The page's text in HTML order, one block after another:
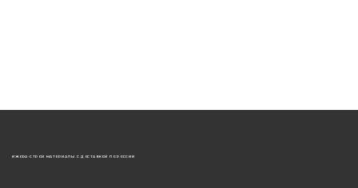
ИЖОРА-СТРОЙ МАТЕРИАЛЫ С ДОСТАВКОЙ ПО РОССИИ